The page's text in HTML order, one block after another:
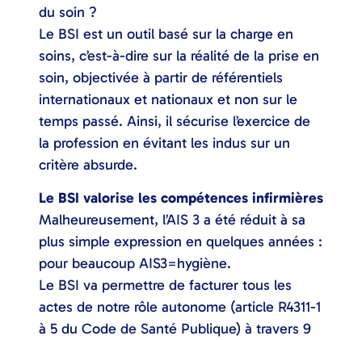
du soin ?
Le BSI est un outil basé sur la charge en
soins, c’est-à-dire sur la réalité de la prise en
soin, objectivée à partir de référentiels
internationaux et nationaux et non sur le
temps passé. Ainsi, il sécurise l’exercice de
la profession en évitant les indus sur un
critère absurde.
Le BSI valorise les compétences infirmières
Malheureusement, l’AIS 3 a été réduit à sa
plus simple expression en quelques années :
pour beaucoup AIS3=hygiène.
Le BSI va permettre de facturer tous les
actes de notre rôle autonome (article R4311-1
à 5 du Code de Santé Publique) à travers 9